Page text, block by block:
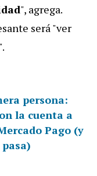
", agrega.
será "ver
persona:
la cuenta a
Pago (y